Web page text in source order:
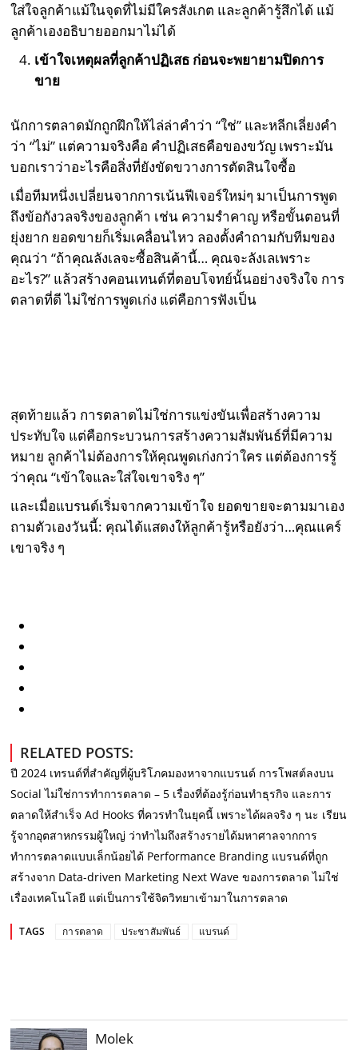
ใส่ใจลูกค้าแม้ในจุดที่ไม่มีใครสังเกต และลูกค้ารู้สึกได้ แม้
ลูกค้าเองอธิบายออกมาไม่ได้
เข้าใจเหตุผลที่ลูกค้าปฏิเสธ ก่อนจะพยายามปิดการ
ขาย
นักการตลาดมักถูกฝึกให้ไล่ล่าคำว่า “ใช่” และหลีกเลี่ยงคำ
ว่า “ไม่” แต่ความจริงคือ คำปฏิเสธคือของขวัญ เพราะมัน
บอกเราว่าอะไรคือสิ่งที่ยังขัดขวางการตัดสินใจซื้อ
เมื่อทีมหนึ่งเปลี่ยนจากการเน้นฟีเจอร์ใหม่ๆ มาเป็นการพูด
ถึงข้อกังวลจริงของลูกค้า เช่น ความรำคาญ หรือขั้นตอนที่
ยุ่งยาก ยอดขายก็เริ่มเคลื่อนไหว ลองตั้งคำถามกับทีมของ
คุณว่า “ถ้าคุณลังเลจะซื้อสินค้านี้… คุณจะลังเลเพราะ
อะไร?” แล้วสร้างคอนเทนต์ที่ตอบโจทย์นั้นอย่างจริงใจ การ
ตลาดที่ดี ไม่ใช่การพูดเก่ง แต่คือการฟังเป็น
สุดท้ายแล้ว การตลาดไม่ใช่การแข่งขันเพื่อสร้างความ
ประทับใจ แต่คือกระบวนการสร้างความสัมพันธ์ที่มีความ
หมาย ลูกค้าไม่ต้องการให้คุณพูดเก่งกว่าใคร แต่ต้องการรู้
ว่าคุณ “เข้าใจและใส่ใจเขาจริง ๆ”
และเมื่อแบรนด์เริ่มจากความเข้าใจ ยอดขายจะตามมาเอง
ถามตัวเองวันนี้: คุณได้แสดงให้ลูกค้ารู้หรือยังว่า…คุณแคร์
เขาจริง ๆ
RELATED POSTS:
ปี 2024 เทรนด์ที่สำคัญที่ผู้บริโภคมองหาจากแบรนด์ การโพสต์ลงบน
Social ไม่ใช่การทำการตลาด – 5 เรื่องที่ต้องรู้ก่อนทำธุรกิจ และการ
ตลาดให้สำเร็จ Ad Hooks ที่ควรทำในยุคนี้ เพราะได้ผลจริง ๆ นะ เรียน
รู้จากอุตสาหกรรมผู้ใหญ่ ว่าทำไมถึงสร้างรายได้มหาศาลจากการ
ทำการตลาดแบบเล็กน้อยได้ Performance Branding แบรนด์ที่ถูก
สร้างจาก Data-driven Marketing Next Wave ของการตลาด ไม่ใช่
เรื่องเทคโนโลยี แต่เป็นการใช้จิตวิทยาเข้ามาในการตลาด
TAGS การตลาด ประชาสัมพันธ์ แบรนด์
Molek